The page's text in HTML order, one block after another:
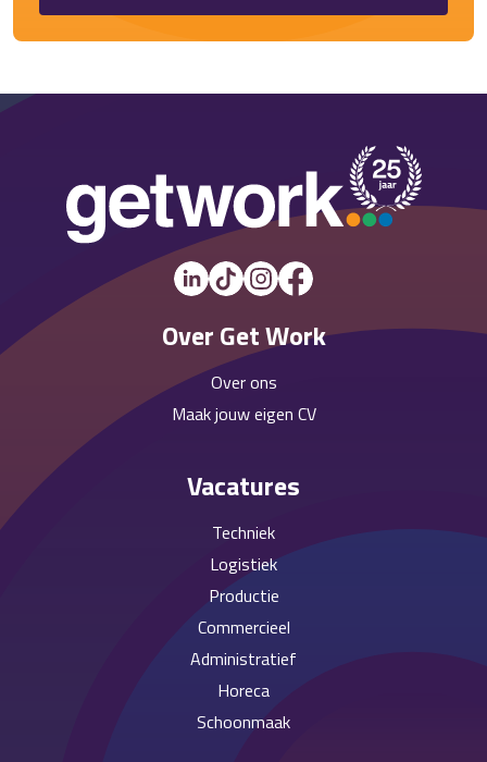
Over Get Work
Over ons
Maak jouw eigen CV
Vacatures
Techniek
Logistiek
Productie
Commercieel
Administratief
Horeca
Schoonmaak